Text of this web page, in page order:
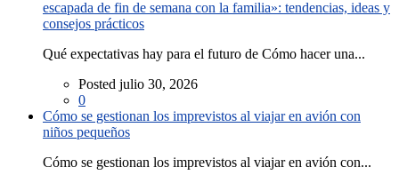
escapada de fin de semana con la familia»: tendencias, ideas y
consejos prácticos
Qué expectativas hay para el futuro de Cómo hacer una...
Posted julio 30, 2026
0
Cómo se gestionan los imprevistos al viajar en avión con
niños pequeños
Cómo se gestionan los imprevistos al viajar en avión con...